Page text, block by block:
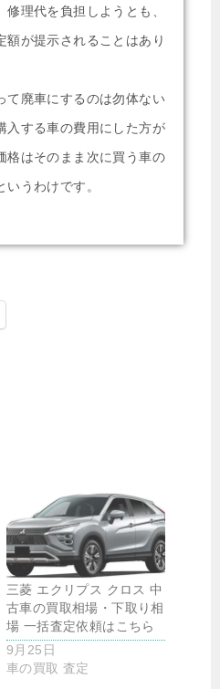
理代を負担しようとも、
額が提示されることはあり
て廃車にするのは勿体ない
入する車の費用にした方が
格はそのまま次に買う車の
うわけです。
三菱 エクリプス クロス 中
古車の買取相場・下取り相
場 一括査定依頼はこちら
9月25日
車の買取 査定